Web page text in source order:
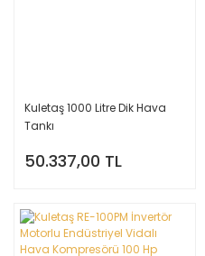
Kuletaş 1000 Litre Dik Hava
Tankı
50.337,00 TL